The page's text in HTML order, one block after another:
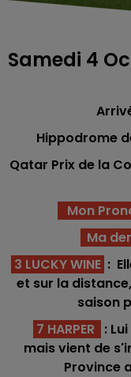
Samedi 4
Hippodrome
Qatar Prix de la
Mon
Ma
3 LUCKY WINE :
et sur la
saison
7 HARPER :
mais vient de
Province